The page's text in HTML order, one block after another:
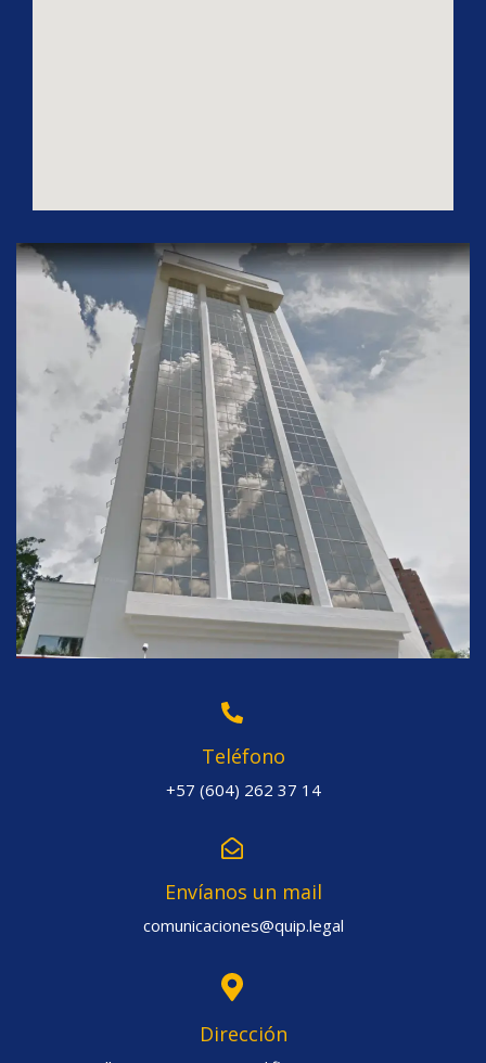
Teléfono
+57 (604) 262 37 14
Envíanos un mail
comunicaciones@quip.legal
Dirección